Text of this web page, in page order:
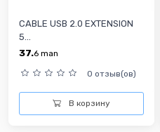
CABLE USB 2.0 EXTENSION
5...
37.6 man
0 отзыв(ов)
В корзину